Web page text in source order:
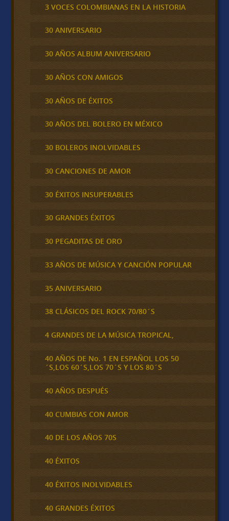
3 VOCES COLOMBIANAS EN LA HISTORIA
30 ANIVERSARIO
30 AÑOS ALBUM ANIVERSARIO
30 AÑOS CON AMIGOS
30 AÑOS DE ÉXITOS
30 AÑOS DEL BOLERO EN MÉXICO
30 BOLEROS INOLVIDABLES
30 CANCIONES DE AMOR
30 ÉXITOS INSUPERABLES
30 GRANDES ÉXITOS
30 PEGADITAS DE ORO
33 AÑOS DE MÚSICA Y CANCIÓN POPULAR
35 ANIVERSARIO
38 CLÁSICOS DEL ROCK 70/80´S
4 GRANDES DE LA MÚSICA TROPICAL,
40 AÑOS DE No. 1 EN ESPAÑOL LOS 50
´S,LOS 60´S,LOS 70´S Y LOS 80´S
40 AÑOS DESPUÉS
40 CUMBIAS CON AMOR
40 DE LOS AÑOS 70S
40 ÉXITOS
40 ÉXITOS INOLVIDABLES
40 GRANDES ÉXITOS